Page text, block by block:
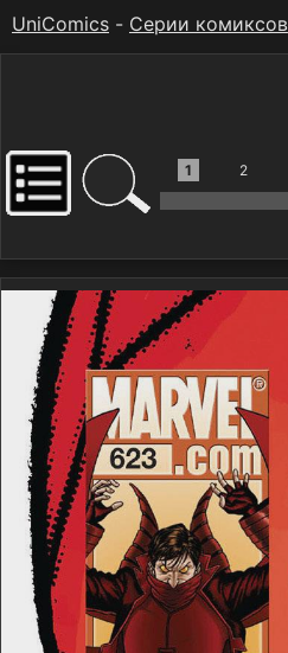
UniComics - Серии комиксов
1 2